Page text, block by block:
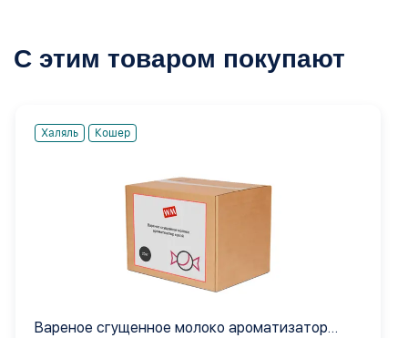
С этим товаром покупают
Халяль Кошер
Вареное сгущенное молоко ароматизатор